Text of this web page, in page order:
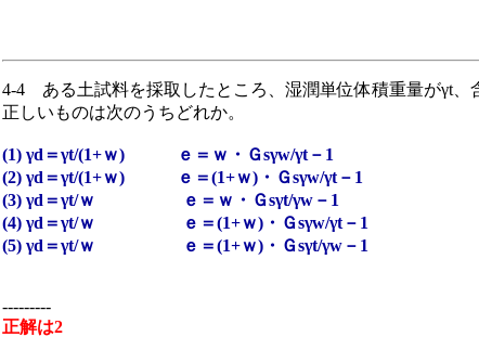
4-4 ある土試料を採取したところ、湿潤単位体積重量がγt、
正しいものは次のうちどれか。
(1) γd＝γt/(1+ｗ) ｅ＝ｗ・Ｇsγw/γt－1
(2) γd＝γt/(1+ｗ) ｅ＝(1+ｗ)・Ｇsγw/γt－1
(3) γd＝γt/ｗ ｅ＝ｗ・Ｇsγt/γw－1
(4) γd＝γt/ｗ ｅ＝(1+ｗ)・Ｇsγw/γt－1
(5) γd＝γt/ｗ ｅ＝(1+ｗ)・Ｇsγt/γw－1
---------
正解は2